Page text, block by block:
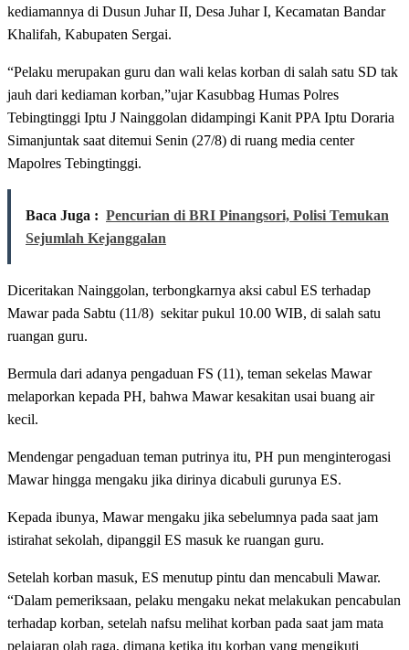
kediamannya di Dusun Juhar II, Desa Juhar I, Kecamatan Bandar
Khalifah, Kabupaten Sergai.
“Pelaku merupakan guru dan wali kelas korban di salah satu SD tak
jauh dari kediaman korban,”ujar Kasubbag Humas Polres
Tebingtinggi Iptu J Nainggolan didampingi Kanit PPA Iptu Doraria
Simanjuntak saat ditemui Senin (27/8) di ruang media center
Mapolres Tebingtinggi.
Baca Juga : Pencurian di BRI Pinangsori, Polisi Temukan
Sejumlah Kejanggalan
Diceritakan Nainggolan, terbongkarnya aksi cabul ES terhadap
Mawar pada Sabtu (11/8) sekitar pukul 10.00 WIB, di salah satu
ruangan guru.
Bermula dari adanya pengaduan FS (11), teman sekelas Mawar
melaporkan kepada PH, bahwa Mawar kesakitan usai buang air
kecil.
Mendengar pengaduan teman putrinya itu, PH pun menginterogasi
Mawar hingga mengaku jika dirinya dicabuli gurunya ES.
Kepada ibunya, Mawar mengaku jika sebelumnya pada saat jam
istirahat sekolah, dipanggil ES masuk ke ruangan guru.
Setelah korban masuk, ES menutup pintu dan mencabuli Mawar.
“Dalam pemeriksaan, pelaku mengaku nekat melakukan pencabulan
terhadap korban, setelah nafsu melihat korban pada saat jam mata
pelajaran olah raga, dimana ketika itu korban yang mengikuti